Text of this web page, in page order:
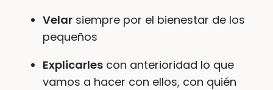
Velar siempre por el bienestar de los
pequeños
Explicarles con anterioridad lo que
vamos a hacer con ellos, con quién